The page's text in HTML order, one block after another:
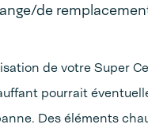
de
de votre Super
pourrait
Des éléments